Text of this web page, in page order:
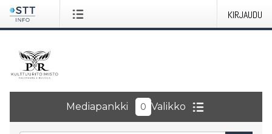
KIRJAUDU
Mediapankki 0 Valikko